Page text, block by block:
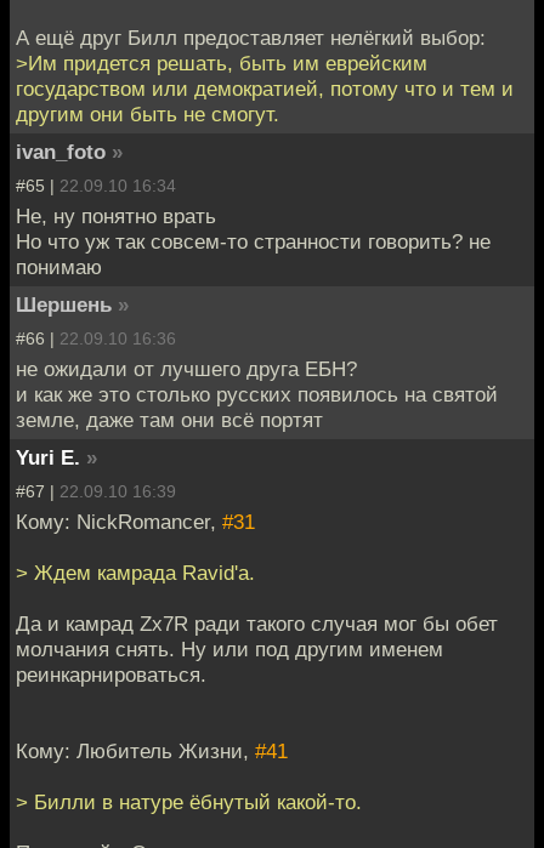
А ещё друг Билл предоставляет нелёгкий выбор:
>Им придется решать, быть им еврейским
государством или демократией, потому что и тем и
другим они быть не смогут.
ivan_foto »
#65 | 22.09.10 16:34
Не, ну понятно врать
Но что уж так совсем-то странности говорить? не
понимаю
Шершень »
#66 | 22.09.10 16:36
не ожидали от лучшего друга ЕБН?
и как же это столько русских появилось на святой
земле, даже там они всё портят
Yuri E. »
#67 | 22.09.10 16:39
Кому: NickRomancer, #31
> Ждем камрада Ravid'а.
Да и камрад Zx7R ради такого случая мог бы обет
молчания снять. Ну или под другим именем
реинкарнироваться.
Кому: Любитель Жизни, #41
> Билли в натуре ёбнутый какой-то.